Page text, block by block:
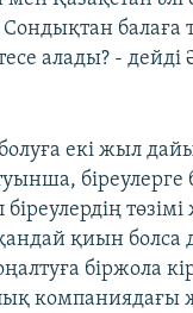
балаға
алады? - дейді
екі жыл
біреулерге
қиын болса
біржола
компаниядағы